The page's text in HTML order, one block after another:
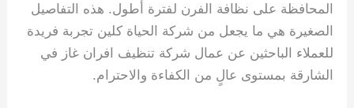
المحافظة على نظافة الفرن لفترة أطول. هذه التفاصيل
الصغيرة هي ما يجعل من شركة الحياة كلين تجربة فريدة
للعملاء الباحثين عن عمال شركة تنظيف افران غاز في
الشارقة بمستوى عالٍ من الكفاءة والاحترام.